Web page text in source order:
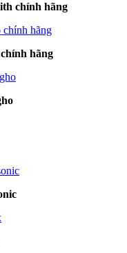
chính hãng
hãng